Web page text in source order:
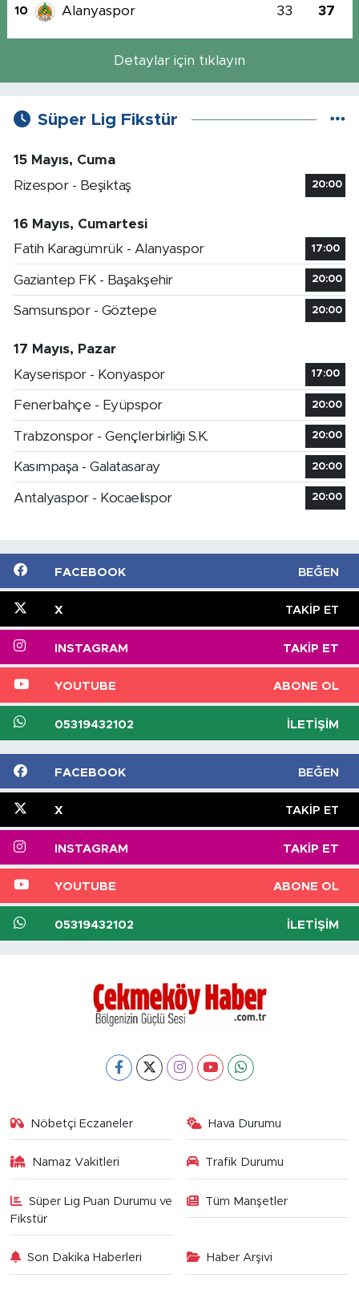
10 Alanyaspor 33 37
Detaylar için tıklayın
Süper Lig Fikstür
15 Mayıs, Cuma
Rizespor - Beşiktaş
20:00
16 Mayıs, Cumartesi
Fatih Karagümrük - Alanyaspor
17:00
Gaziantep FK - Başakşehir 20:00
Samsunspor - Göztepe 20:00
17 Mayıs, Pazar
Kayserispor - Konyaspor
17:00
Fenerbahçe - Eyüpspor 20:00
Trabzonspor - Gençlerbirliği S.K. 20:00
Kasımpaşa - Galatasaray 20:00
Antalyaspor - Kocaelispor 20:00
FACEBOOK BEĞEN
X TAKIP ET
INSTAGRAM TAKIP ET
YOUTUBE ABONE OL
05319432102 İLETIŞIM
FACEBOOK BEĞEN
X TAKIP ET
INSTAGRAM TAKIP ET
YOUTUBE ABONE OL
05319432102 İLETIŞIM
Nöbetçi Eczaneler Hava Durumu
Namaz Vakitleri Trafik Durumu
Süper Lig Puan Durumu ve
Fikstür
Tüm Manşetler
Son Dakika Haberleri Haber Arşivi